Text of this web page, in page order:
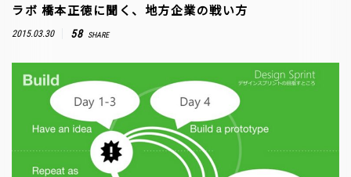
ラボ 橋本正徳に聞く、地方企業の戦い方
2015.03.30 58 SHARE